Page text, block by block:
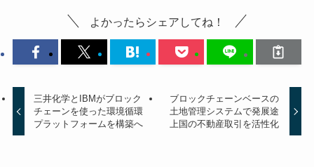
よかったらシェアしてね！
三井化学とIBMがブロック
チェーンを使った環境循環
プラットフォームを構築へ
ブロックチェーンベースの
土地管理システムで発展途
上国の不動産取引を活性化